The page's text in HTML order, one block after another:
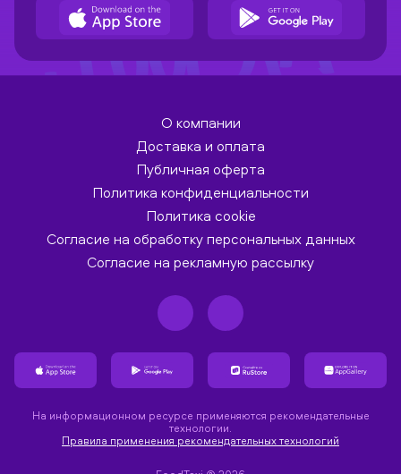
О компании
Доставка и оплата
Публичная оферта
Политика конфиденциальности
Политика cookie
Согласие на обработку персональных данных
Согласие на рекламную рассылку
На информационном ресурсе применяются рекомендательные
технологии.
Правила применения рекомендательных технологий